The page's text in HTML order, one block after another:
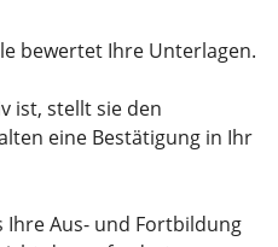
bewertet Ihre Unterlagen.
ist, stellt sie den
eine Bestätigung in Ihr
Ihre Aus- und Fortbildung